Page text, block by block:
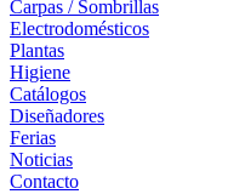
Carpas / Sombrillas
Electrodomésticos
Plantas
Higiene
Catálogos
Diseñadores
Ferias
Noticias
Contacto